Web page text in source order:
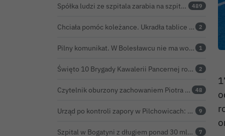
Spółka ludzi ze szpitala zarabia na szpitalu w Bolesławcu. Kwoty pozostają tajne 489
Chciała pomóc koleżance. Ukradła tablice z... niewłaściwego samochodu 2
Pilny komunikat. W Bolesławcu nie ma wody na jednej z ulic – trwa usuwanie awarii 1
Święto 10 Brygady Kawalerii Pancernej rozpoczęte. Za żołnierzami pierwszy dzień uroczystości 2
Czytelnik oburzony zachowaniem Piotra Romana na rocznicy prezydentury Karola Nawrockiego. Obejrzeliśmy nagranie 48
Urząd po kontroli zapory w Pilchowicach: 23,47 tony martwych ryb i zawiadomienie do prokuratury 9
Szpital w Bogatyni z długiem ponad 30 mln zł. Ratunkiem ma być połączenie z Bolesławcem 7